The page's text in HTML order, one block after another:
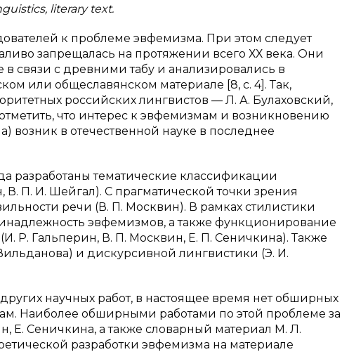
literary text.
к проблеме эвфемизма. При этом следует
запрещалась на протяжении всего ХХ века. Они
связи с древними табу и анализировались в
или общеславянском материале [8, с. 4]. Так,
российских лингвистов — Л. А. Булаховский,
что интерес к эвфемизмам и возникновению
в отечественной науке в последнее
разработаны тематические классификации
П. И. Шейгал). С прагматической точки зрения
речи (В. П. Москвин). В рамках стилистики
эвфемизмов, а также функционирование
Р. Гальперин, В. П. Москвин, Е. П. Сеничкина). Также
и дискурсивной лингвистики (Э. И.
научных работ, в настоящее время нет обширных
Наиболее обширными работами по этой проблеме за
Е. Сеничкина, а также словарный материал М. Л.
разработки эвфемизма на материале